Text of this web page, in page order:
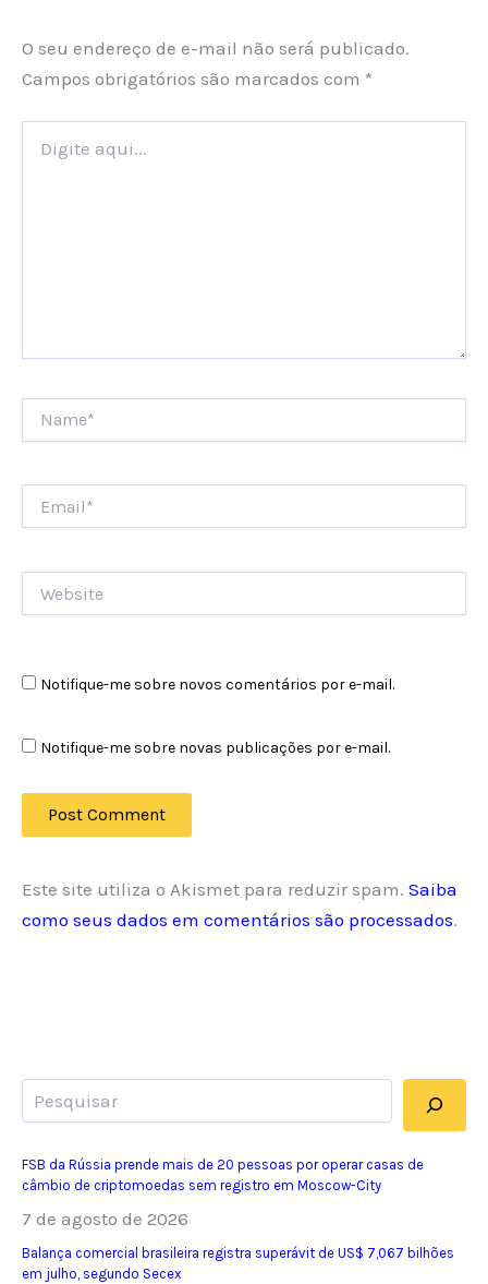
O seu endereço de e-mail não será publicado.
Campos obrigatórios são marcados com *
aqui...
Notifique-me sobre novos comentários por e-mail.
Notifique-me sobre novas publicações por e-mail.
Este site utiliza o Akismet para reduzir spam. Saiba
como seus dados em comentários são processados.
FSB da Rússia prende mais de 20 pessoas por operar casas de
câmbio de criptomoedas sem registro em Moscow-City
7 de agosto de 2026
Balança comercial brasileira registra superávit de US$ 7,067 bilhões
em julho, segundo Secex